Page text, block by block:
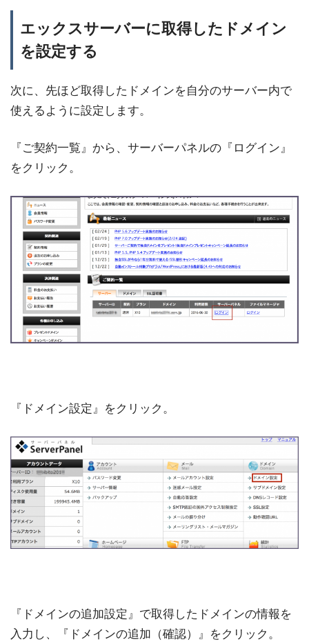
エックスサーバーに取得したドメイン
を設定する
次に、先ほど取得したドメインを自分のサーバー内で
使えるように設定します。
『ご契約一覧』から、サーバーパネルの『ログイン』
をクリック。
『ドメイン設定』をクリック。
『ドメインの追加設定』で取得したドメインの情報を
入力し、『ドメインの追加（確認）』をクリック。